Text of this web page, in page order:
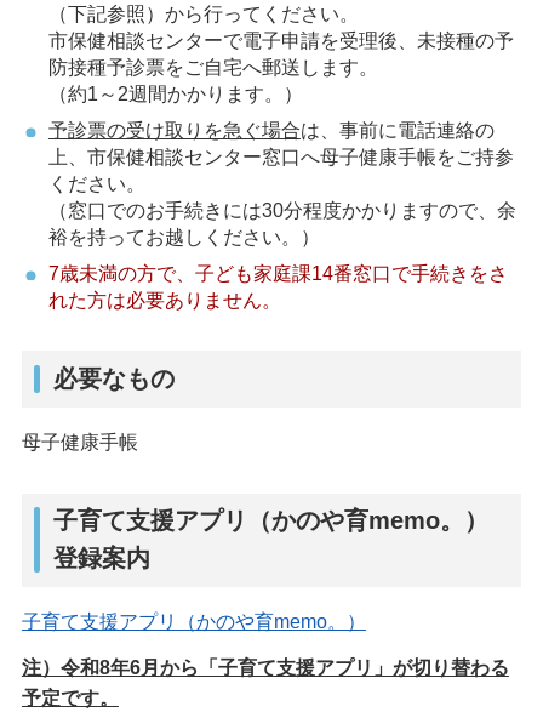
（下記参照）から行ってください。
市保健相談センターで電子申請を受理後、未接種の予
防接種予診票をご自宅へ郵送します。
（約1～2週間かかります。）
予診票の受け取りを急ぐ場合は、事前に電話連絡の
上、市保健相談センター窓口へ母子健康手帳をご持参
ください。
（窓口でのお手続きには30分程度かかりますので、余
裕を持ってお越しください。）
7歳未満の方で、子ども家庭課14番窓口で手続きをさ
れた方は必要ありません。
必要なもの
母子健康手帳
子育て支援アプリ（かのや育memo。）
登録案内
子育て支援アプリ（かのや育memo。）
注）令和8年6月から「子育て支援アプリ」が切り替わる
予定です。